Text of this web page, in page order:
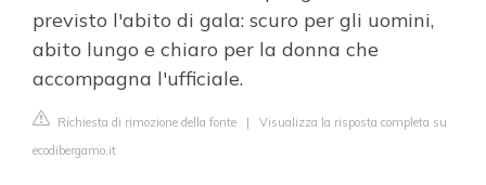
previsto l'abito di gala: scuro per gli uomini,
abito lungo e chiaro per la donna che
accompagna l'ufficiale.
Richiesta di rimozione della fonte | Visualizza la risposta completa su
ecodibergamo.it